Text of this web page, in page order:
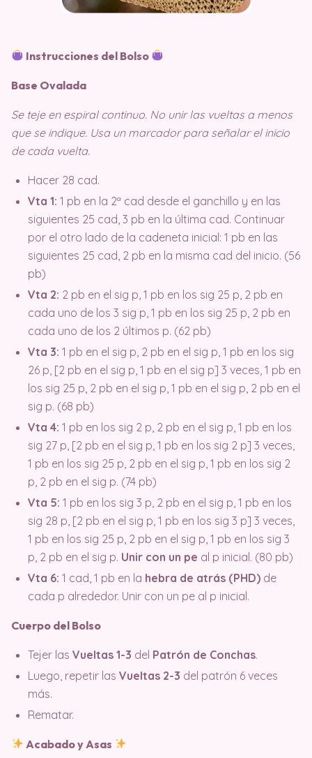
Instrucciones del Bolso
Base Ovalada
Se teje en espiral continuo. No unir las vueltas a menos
que se indique. Usa un marcador para señalar el inicio
de cada vuelta.
Hacer 28 cad.
Vta 1: 1 pb en la 2ª cad desde el ganchillo y en las
siguientes 25 cad, 3 pb en la última cad. Continuar
por el otro lado de la cadeneta inicial: 1 pb en las
siguientes 25 cad, 2 pb en la misma cad del inicio. (56
pb)
Vta 2: 2 pb en el sig p, 1 pb en los sig 25 p, 2 pb en
cada uno de los 3 sig p, 1 pb en los sig 25 p, 2 pb en
cada uno de los 2 últimos p. (62 pb)
Vta 3: 1 pb en el sig p, 2 pb en el sig p, 1 pb en los sig
26 p, [2 pb en el sig p, 1 pb en el sig p] 3 veces, 1 pb en
los sig 25 p, 2 pb en el sig p, 1 pb en el sig p, 2 pb en el
sig p. (68 pb)
Vta 4: 1 pb en los sig 2 p, 2 pb en el sig p, 1 pb en los
sig 27 p, [2 pb en el sig p, 1 pb en los sig 2 p] 3 veces,
1 pb en los sig 25 p, 2 pb en el sig p, 1 pb en los sig 2
p, 2 pb en el sig p. (74 pb)
Vta 5: 1 pb en los sig 3 p, 2 pb en el sig p, 1 pb en los
sig 28 p, [2 pb en el sig p, 1 pb en los sig 3 p] 3 veces,
1 pb en los sig 25 p, 2 pb en el sig p, 1 pb en los sig 3
p, 2 pb en el sig p. Unir con un pe al p inicial. (80 pb)
Vta 6: 1 cad, 1 pb en la hebra de atrás (PHD) de
cada p alrededor. Unir con un pe al p inicial.
Cuerpo del Bolso
Tejer las Vueltas 1-3 del Patrón de Conchas.
Luego, repetir las Vueltas 2-3 del patrón 6 veces
más.
Rematar.
Acabado y Asas